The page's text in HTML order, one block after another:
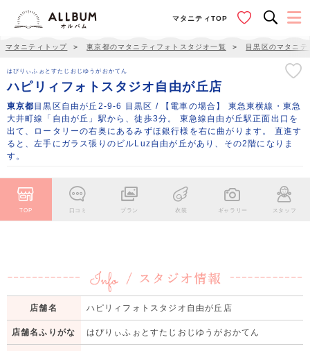
マタニティTOP
マタニティトップ ＞ 東京都のマタニティフォトスタジオ一覧 ＞ 目黒区のマタニ
はぴりぃふぉとすたじおじゆうがおかてん
ハピリィフォトスタジオ自由が丘店
東京都 目黒区自由が丘2-9-6 目黒区 / 【電車の場合】 東急東横線・東急
大井町線「自由が丘」駅から、徒歩3分。 東急線自由が丘駅正面出口を
出て、ロータリーの右奥にあるみずほ銀行様を右に曲がります。 直進す
ると、左手にガラス張りのビルLuz自由が丘があり、その2階になりま
す。
TOP 口コミ プラン 衣装 ギャラリー スタッフ
店舗名 ハピリィフォトスタジオ自由が丘店
店舗名ふりがな はぴりぃふぉとすたじおじゆうがおかてん